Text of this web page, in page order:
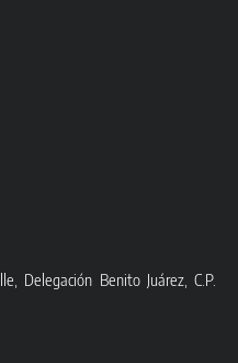
Delegación Benito Juárez, C.P.